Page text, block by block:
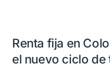
Renta fija en
el nuevo ciclo de